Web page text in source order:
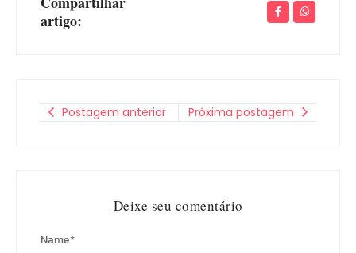
artigo:
Postagem anterior Próxima postagem
Deixe seu comentário
Name*